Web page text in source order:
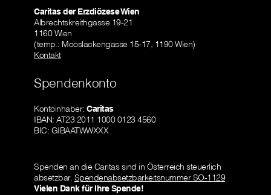
Caritas der Erzdiözese Wien
Albrechtskreithgasse 19-21
1160 Wien
(temp.: Mooslackengasse 15-17, 1190 Wien)
Kontakt
Spendenkonto
Kontoinhaber: Caritas
IBAN: AT23 2011 1000 0123 4560
BIC: GIBAATWWXXX
Spenden an die Caritas sind in Österreich steuerlich
absetzbar. Spendenabsetzbarkeitsnummer SO-1129
Vielen Dank für Ihre Spende!